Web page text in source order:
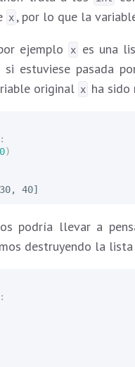
x , por lo que la
ejemplo
x
es una
estuviese pasada
original x ha sido
)
podría llevar a
destruyendo la